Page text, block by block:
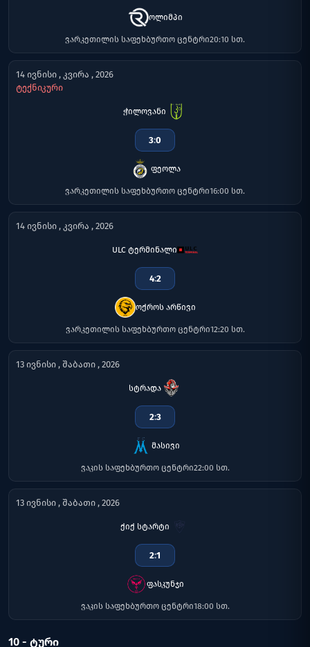
ოლიმპი
ვარკეთილის საფეხბურთო ცენტრი20:10 სთ.
14 ივნისი , კვირა , 2026
ტექნიკური
ჭილოვანი
3:0
ფეოლა
ვარკეთილის საფეხბურთო ცენტრი16:00 სთ.
14 ივნისი , კვირა , 2026
ULC ტერმინალი
4:2
ოქროს არწივი
ვარკეთილის საფეხბურთო ცენტრი12:20 სთ.
13 ივნისი , შაბათი , 2026
სტრადა
2:3
მასივი
ვაკის საფეხბურთო ცენტრი22:00 სთ.
13 ივნისი , შაბათი , 2026
ქიქ სტარტი
2:1
ფასკუნჯი
ვაკის საფეხბურთო ცენტრი18:00 სთ.
10 - ᲢᲣᲠᲘ